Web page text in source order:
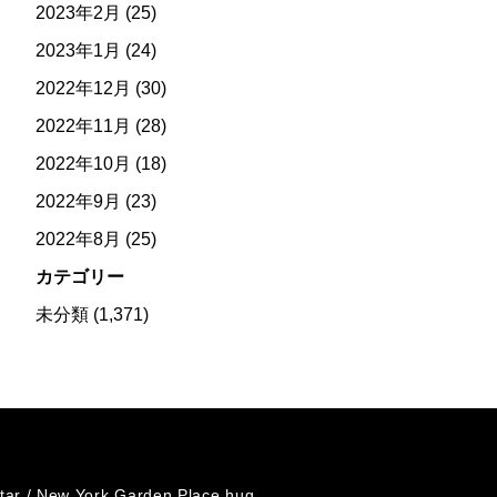
2023年2月 (25)
2023年1月 (24)
2022年12月 (30)
2022年11月 (28)
2022年10月 (18)
2022年9月 (23)
2022年8月 (25)
カテゴリー
未分類(1,371)